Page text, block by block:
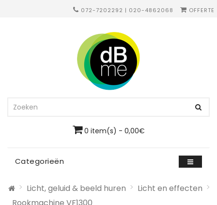
072-7202292 | 020-4862068 OFFERTE
0 item(s) - 0,00€
Categorieën
Licht, geluid & beeld huren
Licht en effecten